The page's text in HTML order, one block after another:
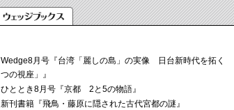
Wedge8月号『台湾「麗しの島」の実像 日台新時代を拓く「3
つの視座」』
ひととき8月号『京都 2と5の物語』
新刊書籍『飛鳥・藤原に隠された古代宮都の謎』